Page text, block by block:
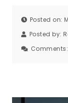
Posted on:
Posted by:
Comments: